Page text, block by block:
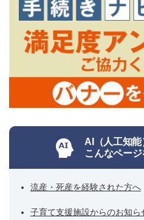
AI（人工知能
こんなペー
流産・死産を経験された方へ
子育て支援施設からのお知ら